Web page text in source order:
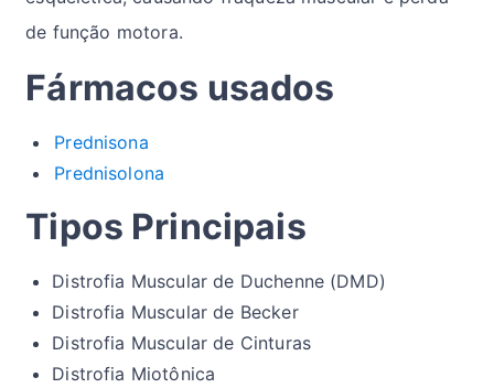
de função motora.
Fármacos usados
Prednisona
Prednisolona
Tipos Principais
Distrofia Muscular de Duchenne (DMD)
Distrofia Muscular de Becker
Distrofia Muscular de Cinturas
Distrofia Miotônica